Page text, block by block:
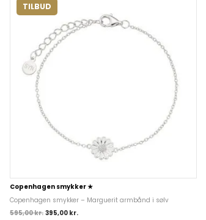
TILBUD
Copenhagen smykker ★
Copenhagen smykker – Marguerit armbånd i sølv
595,00kr. 395,00 kr.